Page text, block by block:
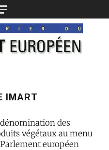
IMART
des
végétaux au menu
européen